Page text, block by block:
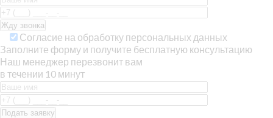
Согласие на обработку персональных данных
Заполните форму и получите бесплатную консультацию
Наш менеджер перезвонит вам
в течении 10 минут